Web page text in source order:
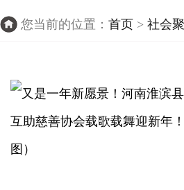
您当前的位置： 首页 > 社会